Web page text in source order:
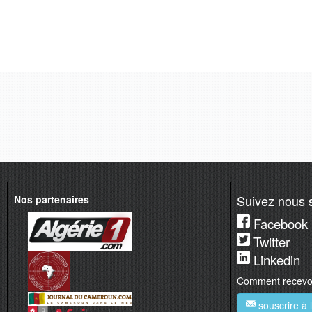
Nos partenaires
Suivez nous
Facebook
Twitter
Linkedin
Comment
souscrire à